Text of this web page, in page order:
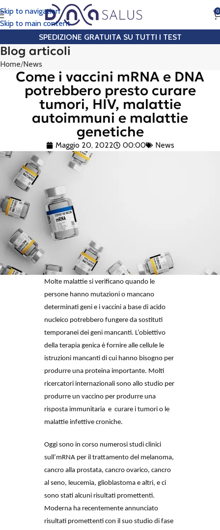
Skip to navigation
Skip to main content
0
SPEDIZIONE GRATUITA SU TUTTI I TEST
Blog articoli
Home News
Come i vaccini mRNA e DNA
potrebbero presto curare
tumori, HIV, malattie
autoimmuni e malattie
genetiche
Maggio 20, 2022 00:00 News
Molte malattie si verificano quando le
persone hanno mutazioni o mancano
determinati geni e i vaccini a base di acido
nucleico potrebbero fungere da sostituti
temporanei dei geni mancanti. L’obiettivo
della terapia genica è fornire alle cellule le
istruzioni mancanti di cui hanno bisogno per
produrre una proteina importante. Molti
ricercatori internazionali sono allo studio per
produrre un vaccino per produrre una
risposta immunitaria  e  curare i tumori o le
malattie infettive croniche.
Oggi sono in corso numerosi studi clinici
sull’mRNA per il trattamento del melanoma,
cancro alla prostata, cancro ovarico, cancro
al seno, leucemia, glioblastoma e altri, e ci
sono stati alcuni risultati promettenti.
Moderna ha recentemente annunciato
risultati promettenti con il suo studio di fase